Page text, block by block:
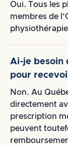
Oui. Tous les
membres de
Ai-je besoin
pour
Non. Au
directement
prescription
peuvent